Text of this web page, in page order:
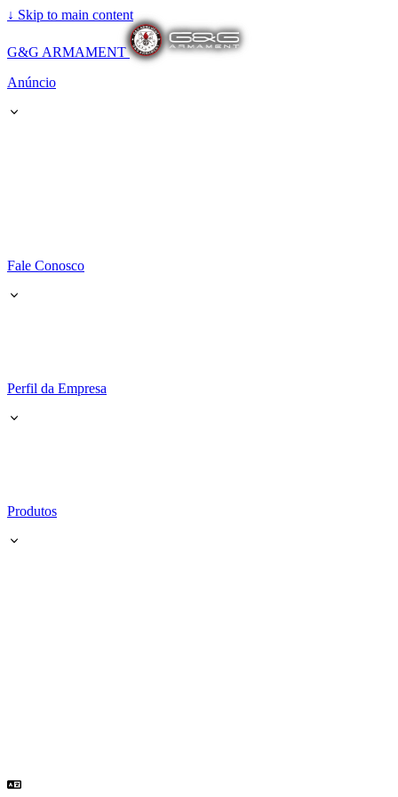
↓ Skip to main content
G&G ARMAMENT
Anúncio
Fale Conosco
Perfil da Empresa
Produtos